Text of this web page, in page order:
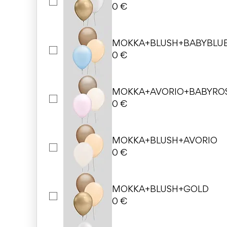
0 €
0 €
0 €
MOKKA+BLUSH+AVORIO
0 €
MOKKA+BLUSH+GOLD
0 €